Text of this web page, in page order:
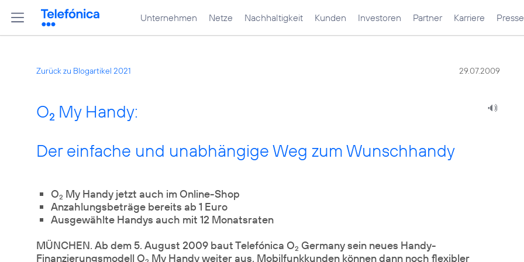
Unternehmen Netze Nachhaltigkeit Kunden Investoren Partner Karriere Presse
Zurück zu Blogartikel 2021 29.07.2009
O2 My Handy:
Der einfache und unabhängige Weg zum Wunschhandy
O2 My Handy jetzt auch im Online-Shop
Anzahlungsbeträge bereits ab 1 Euro
Ausgewählte Handys auch mit 12 Monatsraten
MÜNCHEN. Ab dem 5. August 2009 baut Telefónica O2 Germany sein neues Handy-
Finanzierungsmodell O My Handy weiter aus. Mobilfunkkunden können dann noch flexibler